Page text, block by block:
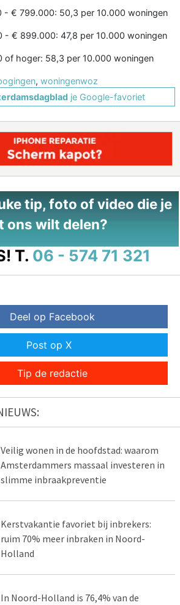
- € 799.000: 50,3 per 10.000 woningen
- € 899.000: 47,8 per 10.000 woningen
of hoger: 58,3 per 10.000 woningen
, woningenwoz
je Google-favoriet
tip, foto of video die je
ons wilt delen?
T. 06 - 574 71 321
Deel op Facebook
Post op X
Tip de redactie
Veilig wonen in de hoofdstad: waarom
Amsterdammers massaal investeren in
slimme inbraakpreventie
Kerstvakantie favoriet bij inbrekers:
ruim 70% meer inbraken in Noord-
Holland
In Noord-Holland is 76,4% van de